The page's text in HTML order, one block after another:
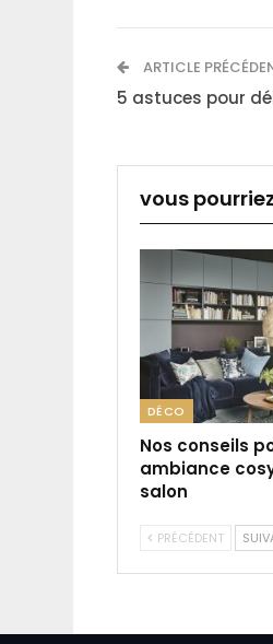
ARTICLE
5 astuces pour
vous
DÉCO
Nos conseils
ambiance
salon
PRÉCÉDENT